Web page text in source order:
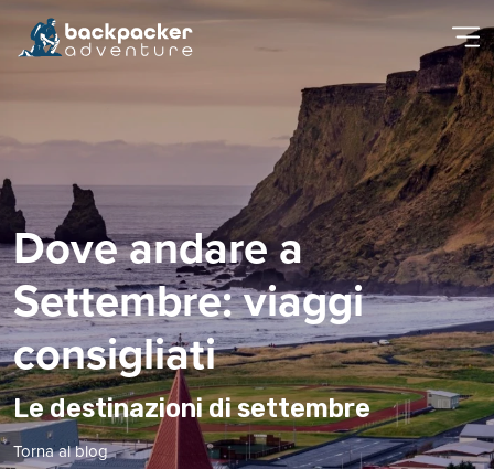
Dove andare a
Settembre: viaggi
consigliati
Le destinazioni di settembre
Torna al blog